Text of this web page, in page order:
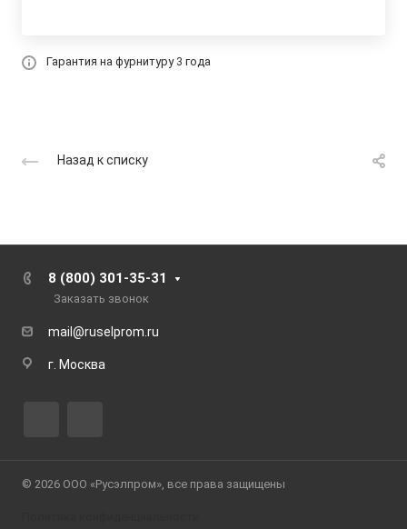
Гарантия на фурнитуру 3 года
Назад к списку
8 (800) 301-35-31
Заказать звонок
mail@ruselprom.ru
г. Москва
© 2026 ООО «Русэлпром», все права защищены